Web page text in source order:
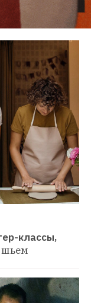
классы,
шьем